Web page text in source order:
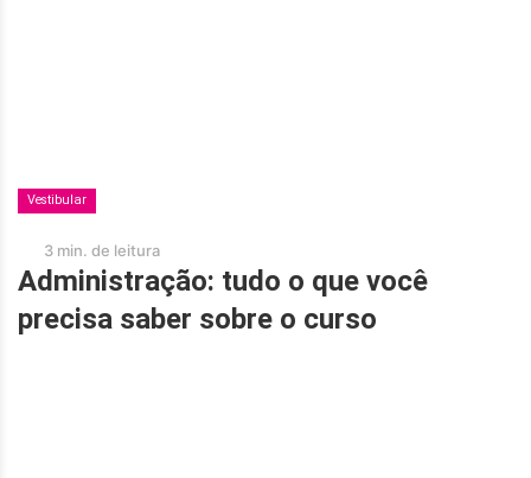
Vestibular
3 min. de leitura
Administração: tudo o que você
precisa saber sobre o curso